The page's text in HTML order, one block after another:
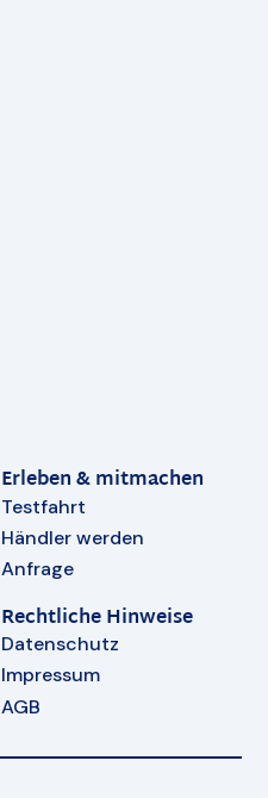
Erleben & mitmachen
Testfahrt
Händler werden
Anfrage
Rechtliche Hinweise
Datenschutz
Impressum
AGB